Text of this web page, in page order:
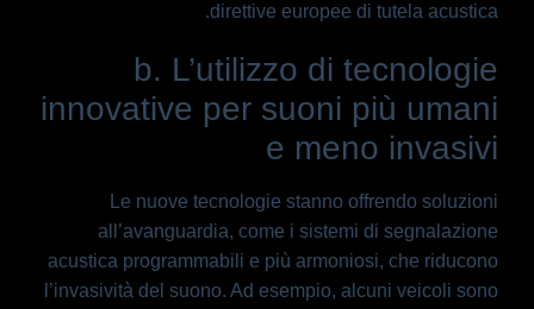
direttive europee di tutela acustica.
b. L’utilizzo di tecnologie
innovative per suoni più umani
e meno invasivi
Le nuove tecnologie stanno offrendo soluzioni
all’avanguardia, come i sistemi di segnalazione
acustica programmabili e più armoniosi, che riducono
l’invasività del suono. Ad esempio, alcuni veicoli sono